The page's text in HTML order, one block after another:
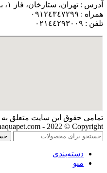
آدرس : تهران، ستارخان، فاز ١، بازار سنتی ستارخان، پلاک ١/١١٦
همراه : ٠٩١٢٤٣٤٧٢٩٩
تلفن : ٠٢١٤٤٢٩٣٠٠٩
تمامی حقوق اين سايت متعلق به
- 2022 © Copyright
دسته‌بندی
منو